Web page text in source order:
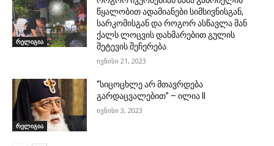
რელიგია
წყალობით ადამიანები სიმსივნისგან,
სარკომისგან და როგორ ასწავლა მან
ქალს ლოცვის დახმარებით გულის
შეტევის შეჩერება
ივნისი 21, 2023
რელიგია
“სიცოცხლე არ მთავრდება
გარდაცვალებით” – ილია II
ივნისი 3, 2023